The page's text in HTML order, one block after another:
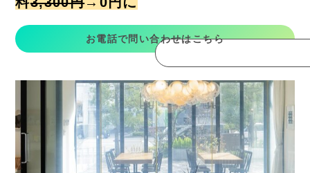
お電話で問い合わせはこちら